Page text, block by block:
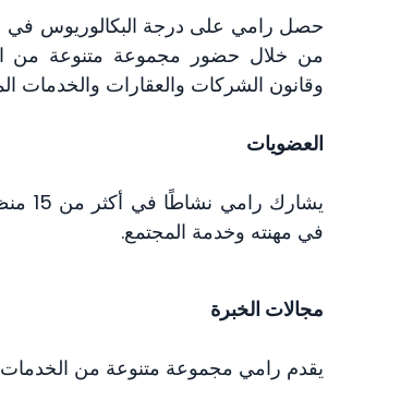
من خلال حضور مجموعة متنوعة من
وقانون الشركات والعقارات والخدمات
العضويات
في مهنته وخدمة المجتمع.
مجالات الخبرة
يقدم رامي مجموعة متنوعة من الخدمات